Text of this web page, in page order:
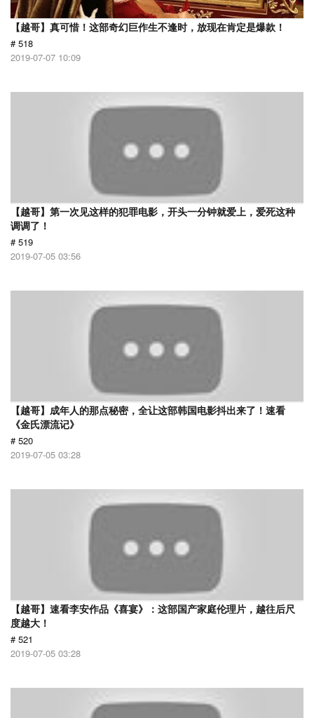
【越哥】真可惜！这部奇幻巨作生不逢时，放现在肯定是爆款！
# 518
2019-07-07 10:09
【越哥】第一次见这样的犯罪电影，开头一分钟就爱上，爱死这种
调调了！
# 519
2019-07-05 03:56
【越哥】成年人的那点秘密，全让这部韩国电影抖出来了！速看
《金氏漂流记》
# 520
2019-07-05 03:28
【越哥】速看李安作品《喜宴》：这部国产家庭伦理片，越往后尺
度越大！
# 521
2019-07-05 03:28